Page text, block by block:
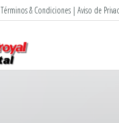
Términos & Condiciones | Aviso de